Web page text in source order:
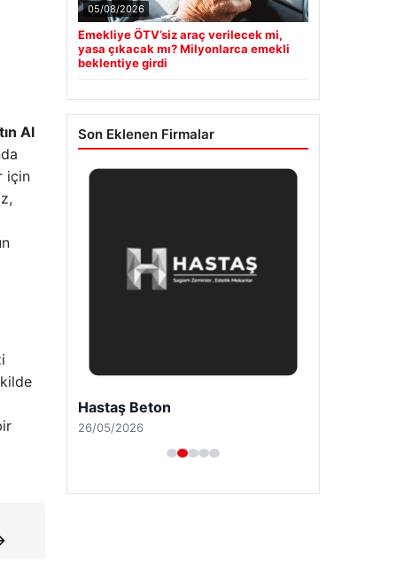
Al
için
05/08/2026
Emekliye ÖTV’siz araç verilecek mi,
yasa çıkacak mı? Milyonlarca emekli
beklentiye girdi
Son Eklenen Firmalar
Hastaş Beton
26/05/2026